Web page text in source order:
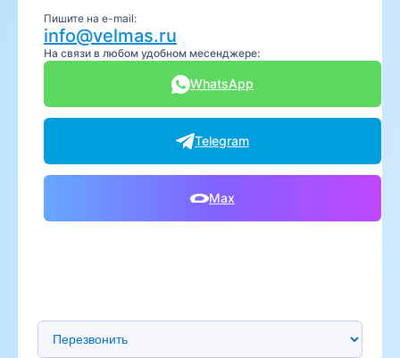
Пишите на e-mail:
info@velmas.ru
На связи в любом удобном месенджере:
WhatsApp
Telegram
Max
Предпочтительный способ связи